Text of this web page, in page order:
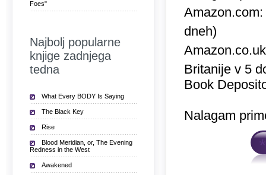
Amazon.com:
dneh)
Britanije v 5
Book
Nalagam
Foes"
Najbolj popularne
knjige zadnjega
tedna
What Every BODY Is Saying
The Black Key
Rise
Blood Meridian, or, The Evening
Redness in the West
Awakened